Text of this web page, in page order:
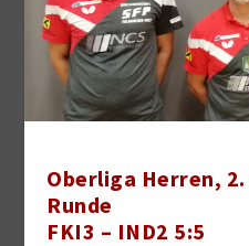
Oberliga Herren,
Runde
FKI3 – IND2 5:5